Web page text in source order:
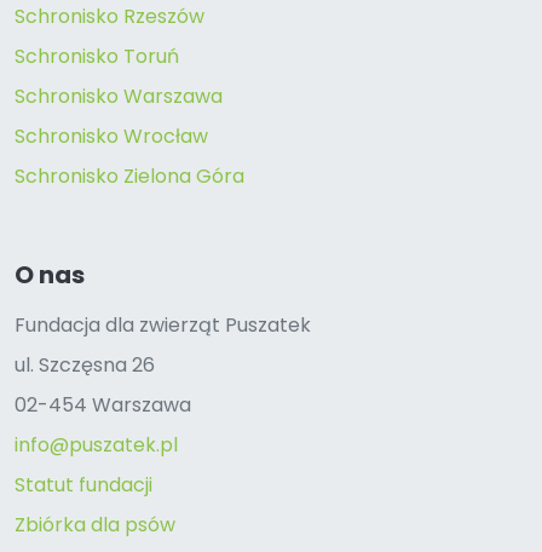
Schronisko Rzeszów
Schronisko Toruń
Schronisko Warszawa
Schronisko Wrocław
Schronisko Zielona Góra
O nas
Fundacja dla zwierząt Puszatek
ul. Szczęsna 26
02-454 Warszawa
info@puszatek.pl
Statut fundacji
Zbiórka dla psów